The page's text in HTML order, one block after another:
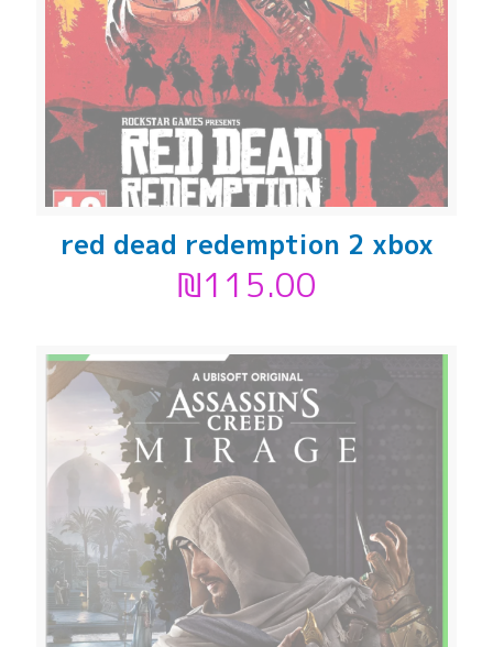
red dead redemption 2 xbox
₪115.00